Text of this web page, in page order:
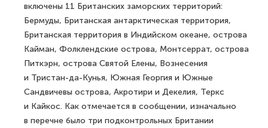
включены 11 Британских заморских территорий:
Бермуды, Британская антарктическая территория,
Британская территория в Индийском океане, острова
Кайман, Фолклендские острова, Монтсеррат, острова
Питкэрн, острова Святой Елены, Вознесения
и Тристан-да-Кунья, Южная Георгия и Южные
Сандвичевы острова, Акротири и Декелия, Теркс
и Кайкос. Как отмечается в сообщении, изначально
в перечне было три подконтрольных Британии